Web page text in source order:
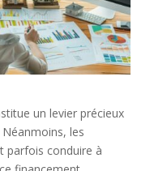
un levier précieux
les
parfois conduire à